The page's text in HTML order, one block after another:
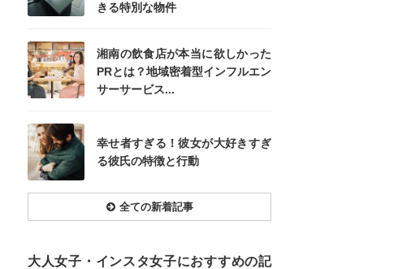
きる特別な物件
湘南の飲食店が本当に欲しかった
PRとは？地域密着型インフルエン
サーサービス...
幸せ者すぎる！彼女が大好きすぎ
る彼氏の特徴と行動
全ての新着記事
大人女子・インスタ女子におすすめの記